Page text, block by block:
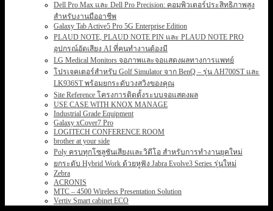
Dell Pro Max และ Dell Pro Precision: คอมพิวเตอร์ประสิทธิภาพสูง
สำหรับงานมืออาชีพ
Galaxy Tab Active5 Pro 5G Enterprise Edition
PLAUD NOTE, PLAUD NOTE PIN และ PLAUD NOTE PRO
อุปกรณ์อัดเสียง AI ที่คนทำงานต้องมี
LG Medical Monitors จอภาพและจอแสดงผลทางการแพทย์
โปรเจคเตอร์สำหรับ Golf Simulator จาก BenQ – รุ่น AH700ST และ
LK936ST พร้อมยกระดับวงสวิงของคุณ
Site Reference โครงการติดตั้งระบบจอแสดงผล
USE CASE WITH KNOX MANAGE
Industrial Grade Equipment
Galaxy xCover7 Pro
LOGITECH CONFERENCE ROOM
brother at your side
Poly ครบทุกโซลูชันเสียงและวิดีโอ สำหรับการทำงานยุคใหม่
ยกระดับ Hybrid Work ด้วยหูฟัง Jabra Evolve3 Series รุ่นใหม่
Zebra
ACRONIS
MTC – 4500 Wireless Presentation Solution
Vertiv Smart cabinet ECO